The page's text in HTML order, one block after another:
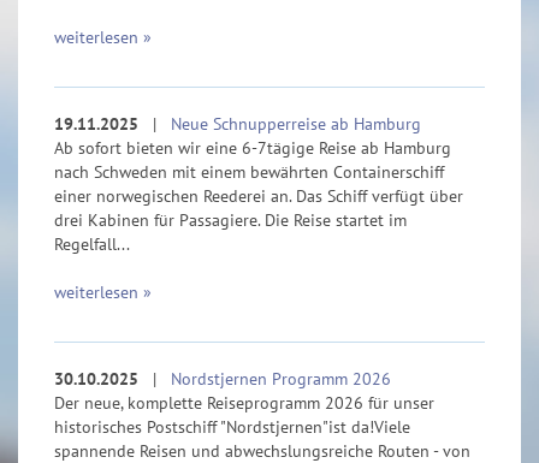
weiterlesen »
19.11.2025 | Neue Schnupperreise ab Hamburg
Ab sofort bieten wir eine 6-7tägige Reise ab Hamburg
nach Schweden mit einem bewährten Containerschiff
einer norwegischen Reederei an. Das Schiff verfügt über
drei Kabinen für Passagiere. Die Reise startet im
Regelfall...
weiterlesen »
30.10.2025 | Nordstjernen Programm 2026
Der neue, komplette Reiseprogramm 2026 für unser
historisches Postschiff "Nordstjernen"ist da!Viele
spannende Reisen und abwechslungsreiche Routen - von